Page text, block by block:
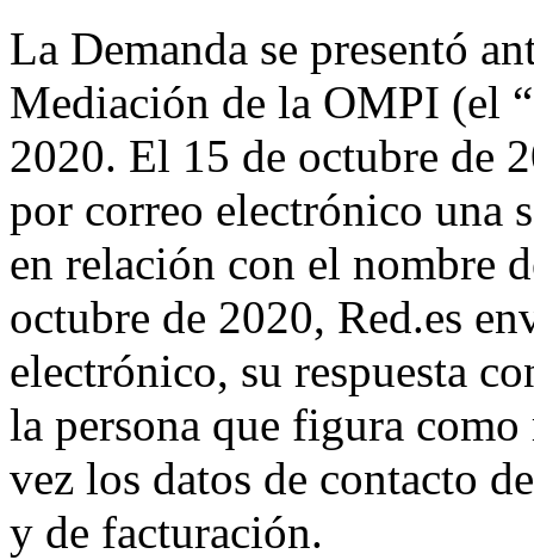
La Demanda se presentó
Mediación de la OMPI (el
2020. El 15 de octubre de
por correo electrónico una
en relación con el nombre
octubre de 2020, Red.es
electrónico, su respuesta
la persona que figura
vez los datos de contacto
y de facturación.